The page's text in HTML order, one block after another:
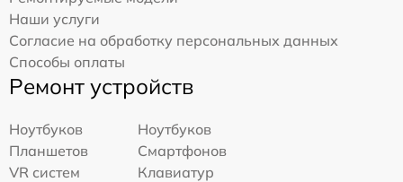
Наши услуги
Согласие на обработку персональных данных
Способы оплаты
Ремонт устройств
Ноутбуков
Ноутбуков
Планшетов
Смартфонов
VR систем
Клавиатур